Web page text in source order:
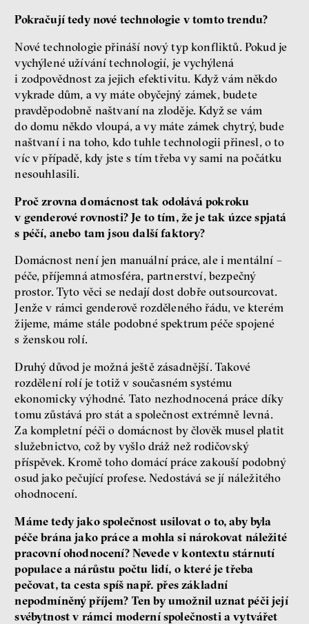
Pokračují tedy nové technologie v tomto trendu?
Nové technologie přináší nový typ konfliktů. Pokud je
vychýlené užívání technologií, je vychýlená
i zodpovědnost za jejich efektivitu. Když vám někdo
vykrade dům, a vy máte obyčejný zámek, budete
pravděpodobně naštvaní na zloděje. Když se vám
do domu někdo vloupá, a vy máte zámek chytrý, bude
naštvaní i na toho, kdo tuhle technologii přinesl, o to
víc v případě, kdy jste s tím třeba vy sami na počátku
nesouhlasili.
Proč zrovna domácnost tak odolává pokroku
v genderové rovnosti? Je to tím, že je tak úzce spjatá
s péčí, anebo tam jsou další faktory?
Domácnost není jen manuální práce, ale i mentální –
péče, příjemná atmosféra, partnerství, bezpečný
prostor. Tyto věci se nedají dost dobře outsourcovat.
Jenže v rámci genderově rozděleného řádu, ve kterém
žijeme, máme stále podobné spektrum péče spojené
s ženskou rolí.
Druhý důvod je možná ještě zásadnější. Takové
rozdělení rolí je totiž v současném systému
ekonomicky výhodné. Tato nezhodnocená práce díky
tomu zůstává pro stát a společnost extrémně levná.
Za kompletní péči o domácnost by člověk musel platit
služebnictvo, což by vyšlo dráž než rodičovský
příspěvek. Kromě toho domácí práce zakouší podobný
osud jako pečující profese. Nedostává se jí náležitého
ohodnocení.
Máme tedy jako společnost usilovat o to, aby byla
péče brána jako práce a mohla si nárokovat náležité
pracovní ohodnocení? Nevede v kontextu stárnutí
populace a nárůstu počtu lidí, o které je třeba
pečovat, ta cesta spíš např. přes základní
nepodmíněný příjem? Ten by umožnil uznat péči její
svébytnost v rámci moderní společnosti a vytvářet